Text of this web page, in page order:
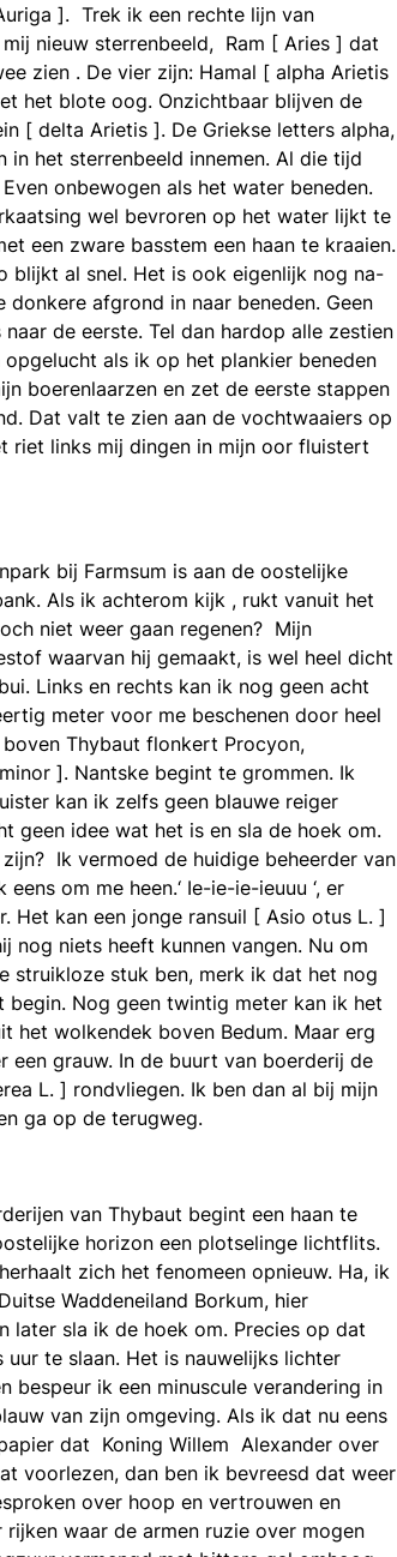
]. Trek ik een rechte lijn van
nieuw sterrenbeeld, Ram [ Aries ] dat
zien . De vier zijn: Hamal [ alpha Arietis
het blote oog. Onzichtbaar blijven de
[ delta Arietis ]. De Griekse letters alpha,
het sterrenbeeld innemen. Al die tijd
onbewogen als het water beneden.
wel bevroren op het water lijkt te
een zware basstem een haan te kraaien.
blijkt al snel. Het is ook eigenlijk nog na-
afgrond in naar beneden. Geen
de eerste. Tel dan hardop alle zestien
als ik op het plankier beneden
boerenlaarzen en zet de eerste stappen
Dat valt te zien aan de vochtwaaiers op
riet links mij dingen in mijn oor fluistert
bij Farmsum is aan de oostelijke
Als ik achterom kijk , rukt vanuit het
niet weer gaan regenen? Mijn
waarvan hij gemaakt, is wel heel dicht
Links en rechts kan ik nog geen acht
meter voor me beschenen door heel
Thybaut flonkert Procyon,
]. Nantske begint te grommen. Ik
kan ik zelfs geen blauwe reiger
geen idee wat het is en sla de hoek om.
Ik vermoed de huidige beheerder van
om me heen.‘ Ie-ie-ie-ieuuu ‘, er
Het kan een jonge ransuil [ Asio otus L. ]
niets heeft kunnen vangen. Nu om
struikloze stuk ben, merk ik dat het nog
begin. Nog geen twintig meter kan ik het
het wolkendek boven Bedum. Maar erg
een grauw. In de buurt van boerderij de
L. ] rondvliegen. Ik ben dan al bij mijn
ga op de terugweg.
van Thybaut begint een haan te
horizon een plotselinge lichtflits.
zich het fenomeen opnieuw. Ha, ik
Waddeneiland Borkum, hier
later sla ik de hoek om. Precies op dat
te slaan. Het is nauwelijks lichter
bespeur ik een minuscule verandering in
van zijn omgeving. Als ik dat nu eens
dat Koning Willem Alexander over
voorlezen, dan ben ik bevreesd dat weer
over hoop en vertrouwen en
waar de armen ruzie over mogen